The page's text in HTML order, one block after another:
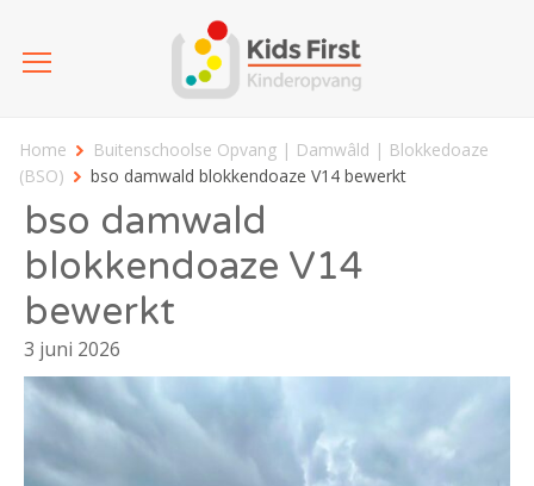
Home
Buitenschoolse Opvang | Damwâld | Blokkedoaze
(BSO)
bso damwald blokkendoaze V14 bewerkt
bso damwald
blokkendoaze V14
bewerkt
3 juni 2026